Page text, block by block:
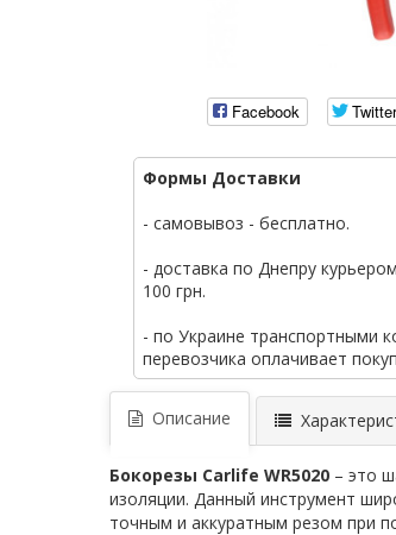
Facebook
Формы Доставки
- самовывоз - бесплатно.
- доставка по Днепру
100 грн.
- по Украине транспортными
перевозчика оплачивает
Описание
Бокорезы Carlife WR5020 – это
изоляции. Данный инструмент
точным и аккуратным резом при